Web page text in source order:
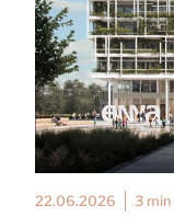
22.06.2026 3 min